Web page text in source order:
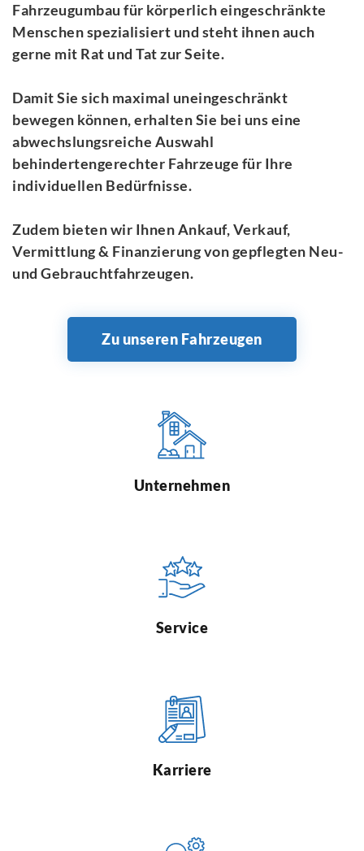
Fahrzeugumbau für körperlich eingeschränkte
Menschen spezialisiert und steht ihnen auch
gerne mit Rat und Tat zur Seite.
Damit Sie sich maximal uneingeschränkt
bewegen können, erhalten Sie bei uns eine
abwechslungsreiche Auswahl
behindertengerechter Fahrzeuge für Ihre
individuellen Bedürfnisse.
Zudem bieten wir Ihnen Ankauf, Verkauf,
Vermittlung & Finanzierung von gepflegten Neu-
und Gebrauchtfahrzeugen.
Zu unseren Fahrzeugen
Unternehmen
Service
Karriere